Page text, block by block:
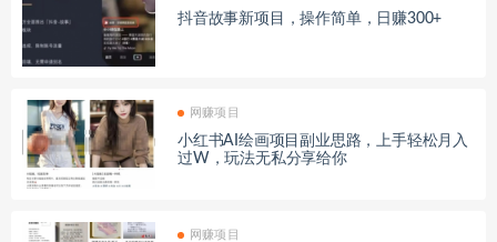
抖音故事新项目，操作简单，日赚300+
网赚项目
小红书AI绘画项目副业思路，上手轻松月入
过W，玩法无私分享给你
网赚项目